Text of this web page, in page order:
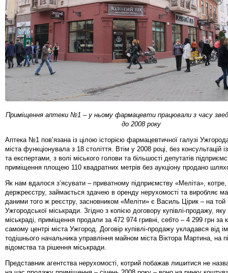
Приміщення аптеки №1 – у ньому фармацевти працювали з часу
до 2008 року
Аптека №1 пов’язана із цілою історією фармацевтичної галузі
міста функціонувала з 18 століття. Втім у 2008 році, без консультацій
та експертами, з волі міського голови та більшості депутатів
приміщення площею 110 квадратних метрів без аукціону продано
Як нам вдалося з’ясувати – приватному підприємству «Меліта», котре,
держреєстру, займається здачею в оренду нерухомості та виробляє
даними того ж реєстру, засновником «Меліти» є Василь Цірик – на той
Ужгородської міськради. Згідно з копією договору купівлі-продажу,
міськраді, приміщення продали за 472 974 гривні, себто – 4 299 грн за
самому центрі міста Ужгород. Договір купівлі-продажу укладався від
тодішнього начальника управління майном міста Віктора Мартина, на
відомства та рішення міськради.
Представник агентства нерухомості, котрий побажав лишитися не